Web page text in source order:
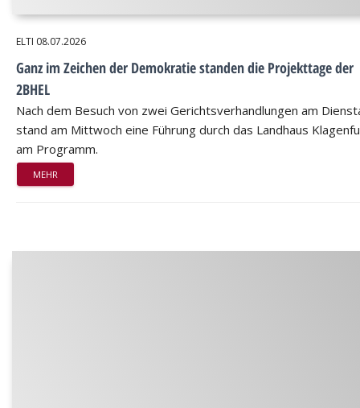
ELTI 08.07.2026
Ganz im Zeichen der Demokratie standen die Projekttage der
2BHEL
Nach dem Besuch von zwei Gerichtsverhandlungen am
stand am Mittwoch eine Führung durch das Landhaus
am Programm.
MEHR